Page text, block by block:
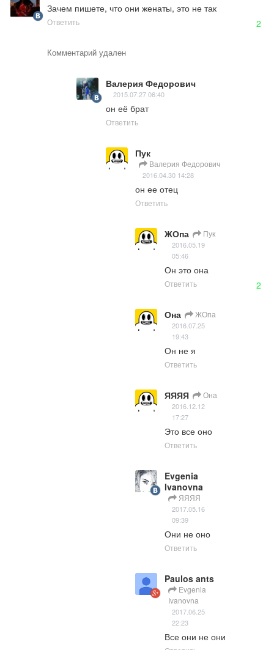
Зачем пишете, что они женаты, это не так
Ответить 2
Комментарий удален
Валерия Федорович
2015.07.27 06:40
он её брат
Ответить
Пук
Валерия Федорович
2016.04.30 14:28
он ее отец
Ответить
ЖОпа Пук
2016.05.19
05:46
Он это она
Ответить 2
Она ЖОпа
2016.07.25
19:43
Он не я
Ответить
ЯЯЯЯ Она
2016.12.12
17:27
Это все оно
Ответить
Evgenia
Ivanovna
ЯЯЯЯ
2017.05.16
09:39
Они не оно
Ответить
Paulos ants
Evgenia
Ivanovna
2017.06.25
22:23
Все они не они